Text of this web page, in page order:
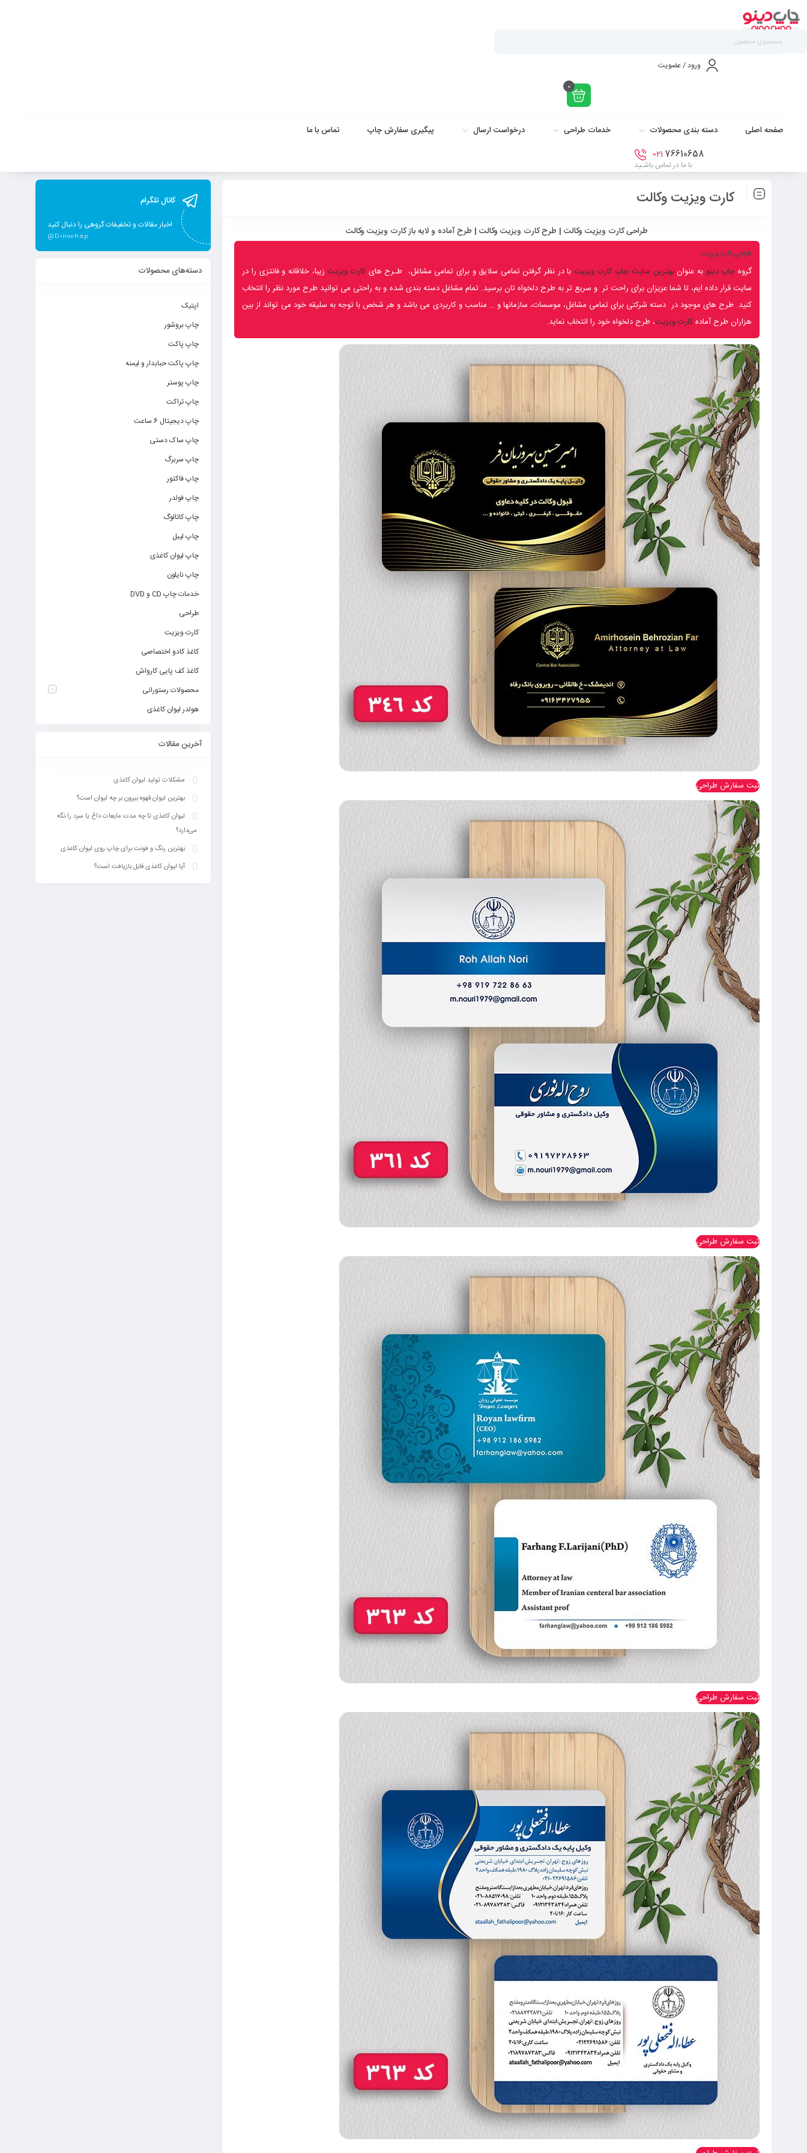
ورود / عضویت
0
صفحه اصلی دسته بندی محصولات خدمات طراحی درخواست ارسال پیگیری سفارش چاپ تماس با ما
76610658
021
با ما در تماس باشـید
کارت ویزیت وکالت
طراحی کارت ویزیت وکالت | طرح کارت ویزیت وکالت | طرح آماده و لایه باز کارت ویزیت وکالت
طراحی کارت ویزیت:
گروه چاپ دینو به عنوانبهترین سایت چاپ کارت ویزیت با در نظر گرفتن تمامی سلایق و برای تمامی مشاغل، طـرح هایکارت ویزیت زیبا، خلاقانه و فانتزی را در
سایت قرار داده ایم، تا شما عزیزان برای راحت تر و سریع تر به طرح دلخواه تان برسید. تمام مشاغل دسته بندی شده و به راحتی می توانید طرح مورد نظر را انتخاب
کنید. طرح های موجود در دسته شرکتی برای تمامی مشاغل، موسسات، سازمانها و … مناسب و کاربردی می باشد و هر شخص با توجه به سلیقه خود می تواند از بین
هزاران طرح آمادهکارت ویزیت، طرح دلخواه خود را انتخاب نماید.
ثبت سفارش طراحی
ثبت سفارش طراحی
ثبت سفارش طراحی
کانال تلگرام
اخبار مقالات و تخفیفات گروهی را دنبال کنید
@Dinochap
دسته‌های محصولات
اپتیک
چاپ بروشور
چاپ پاکت
چاپ پاکت حبابدار و لیمنه
چاپ پوستر
چاپ تراکت
چاپ دیجیتال 6 ساعت
چاپ ساک دستی
چاپ سربرگ
چاپ فاکتور
چاپ فولدر
چاپ کاتالوگ
چاپ لیبل
چاپ لیوان کاغذی
چاپ نایلون
خدمات چاپ CD و DVD
طراحی
کارت ویزیت
کاغذ کادو اختصاصی
کاغذ کف پایی کارواش
محصولات رستورانی
هولدر لیوان کاغذی
آخرین مقالات
مشکلات تولید لیوان کاغذی
بهترین لیوان قهوه بیرون بر چه لیوان است؟
لیوان کاغذی تا چه مدت مایعات داغ یا سرد را نگه
می‌دارد؟
بهترین رنگ‌ و فونت برای چاپ روی لیوان کاغذی
آیا لیوان کاغذی قابل بازیافت است؟